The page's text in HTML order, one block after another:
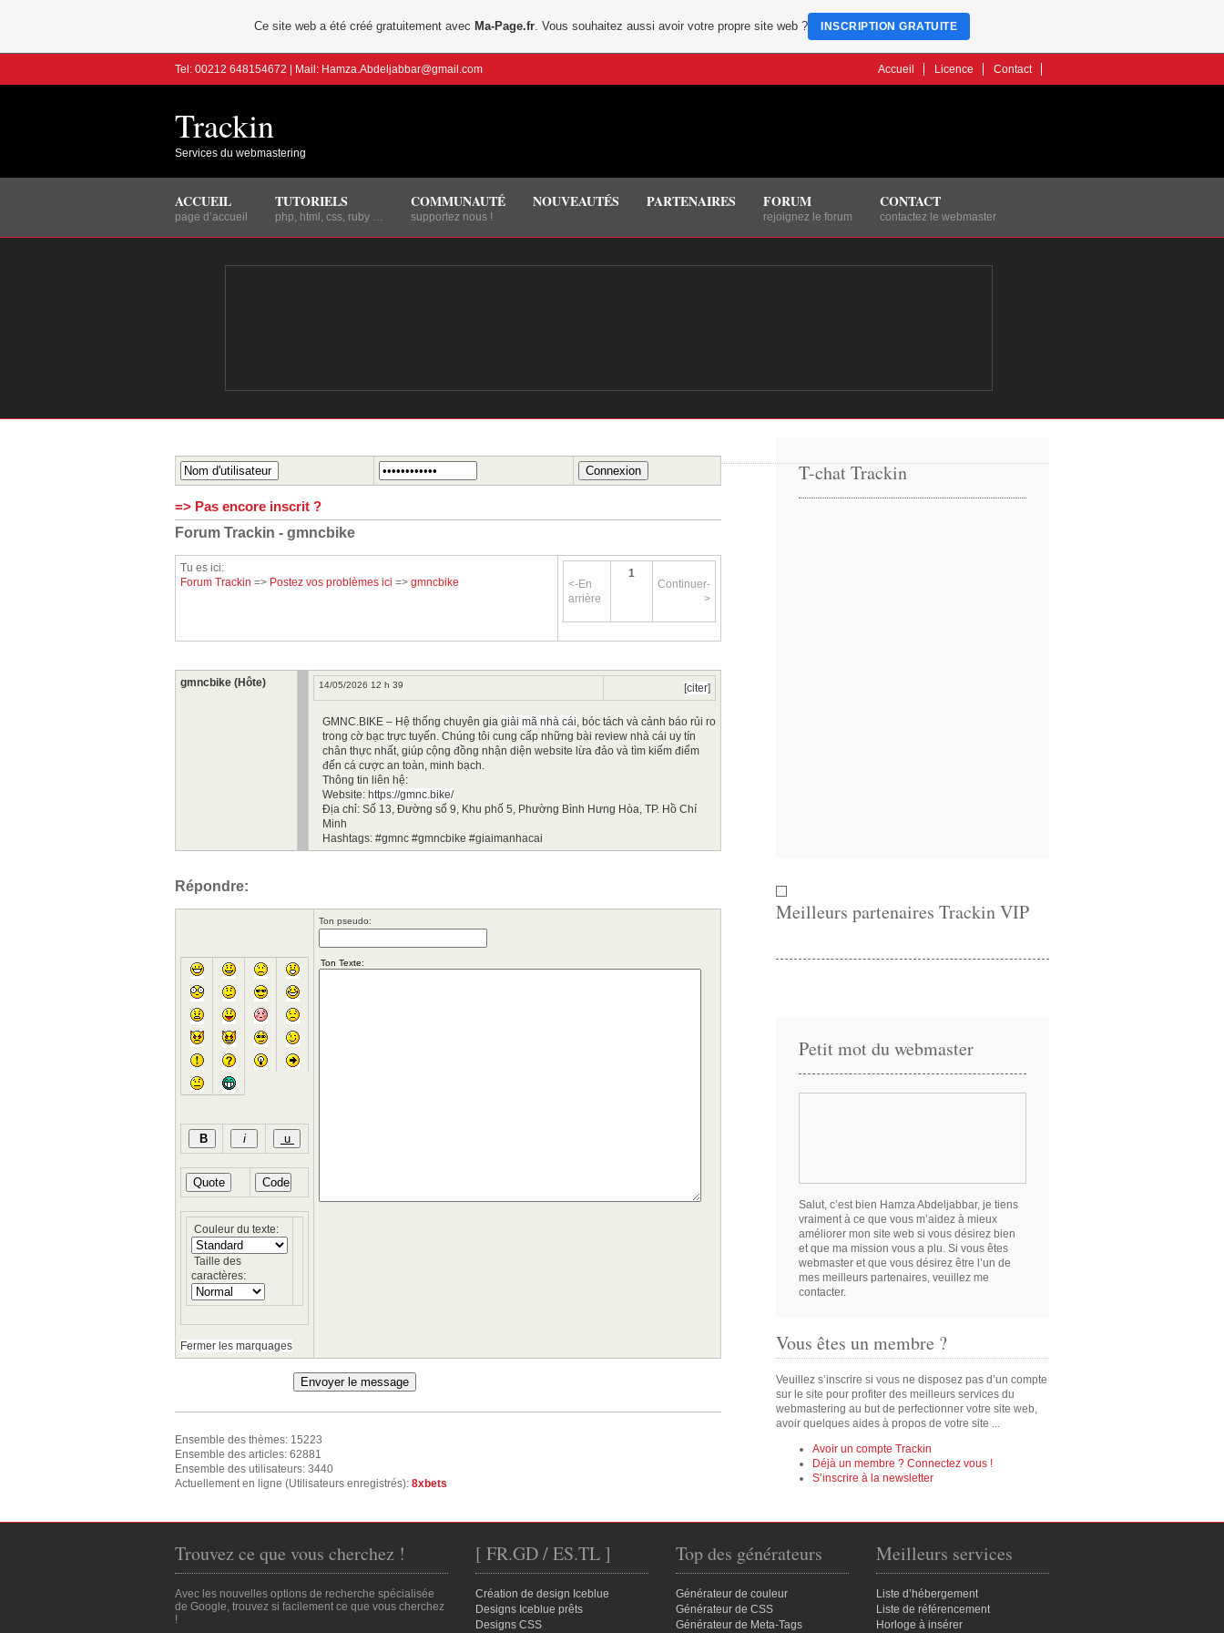
Tel: 00212 648154672 | Mail: Hamza.Abdeljabbar@gmail.com Accueil Licence Contact
Trackin
Services du webmastering
ACCUEIL
page d’accueil
TUTORIELS
php, html, css, ruby …
COMMUNAUTÉ
supportez nous !
NOUVEAUTÉS PARTENAIRES FORUM
rejoignez le forum
CONTACT
contactez le webmaster
=> Pas encore inscrit ?
Forum Trackin - gmncbike
Tu es ici:
Forum Trackin => Postez vos problèmes ici => gmncbike
<-En
arrière
1
Continuer-
>
gmncbike (Hôte) 14/05/2026 12 h 39 [citer]
GMNC.BIKE – Hệ thống chuyên gia giải mã nhà cái, bóc tách và cảnh báo rủi ro
trong cờ bạc trực tuyến. Chúng tôi cung cấp những bài review nhà cái uy tín
chân thực nhất, giúp cộng đồng nhận diện website lừa đảo và tìm kiếm điểm
đến cá cược an toàn, minh bạch.
Thông tin liên hệ:
Website: https://gmnc.bike/
Địa chỉ: Số 13, Đường số 9, Khu phố 5, Phường Bình Hưng Hòa, TP. Hồ Chí
Minh
Hashtags: #gmnc #gmncbike #giaimanhacai
Répondre:
Ton pseudo:
Couleur du texte:
Taille des
caractères:
Fermer les marquages
Ensemble des thèmes: 15223
Ensemble des articles: 62881
Ensemble des utilisateurs: 3440
Actuellement en ligne (Utilisateurs enregistrés): 8xbets
T-chat Trackin
Meilleurs partenaires Trackin VIP
Petit mot du webmaster
Salut, c’est bien Hamza Abdeljabbar, je tiens
vraiment à ce que vous m’aidez à mieux
améliorer mon site web si vous désirez bien
et que ma mission vous a plu. Si vous êtes
webmaster et que vous désirez être l’un de
mes meilleurs partenaires, veuillez me
contacter.
Vous êtes un membre ?
Veuillez s’inscrire si vous ne disposez pas d’un compte
sur le site pour profiter des meilleurs services du
webmastering au but de perfectionner votre site web,
avoir quelques aides à propos de votre site ...
Avoir un compte Trackin
Déjà un membre ? Connectez vous !
S’inscrire à la newsletter
Trouvez ce que vous cherchez !
Avec les nouvelles options de recherche spécialisée
de Google, trouvez si facilement ce que vous cherchez
!
Meilleurs services
Liste d’hébergement
Liste de référencement
Horloge à insérer
Top des générateurs
Générateur de couleur
Générateur de CSS
Générateur de Meta-Tags
[ FR.GD / ES.TL ]
Création de design Iceblue
Designs Iceblue prêts
Designs CSS
Ce site web a été créé gratuitement avec Ma-Page.fr. Vous souhaitez aussi avoir votre propre site web ? INSCRIPTION GRATUITE